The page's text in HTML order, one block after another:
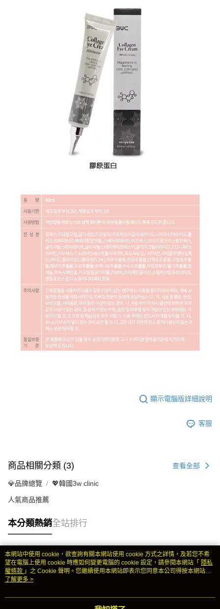
顯示電腦版詳細說明
客服
商品相關分類 (3) 查看全部
💎品牌總覽 💖韓國3w clinic
人氣商品推薦
本分類熱銷全站排行
熱門標籤
本網站中使用 cookie，欲查詢有關本網站使用 cookie 方式之詳情，及若您不希
望在電腦上使用 cookie 時應如何變更電腦的 cookie 設定，請參閱本網站「 隱私
權條款 」之 Cookie 聲明。您繼續使用本網站即表示您同意本公司得按本網站使
用條款之 Cookie 聲明使用 cookie。
了解更多 >